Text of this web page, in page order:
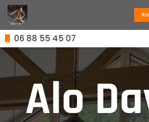
Aller
au
contenu
principal06 88 55 45 07